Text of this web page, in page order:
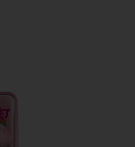
КОМПЛЕКТ BEIJA FLOR JET SET